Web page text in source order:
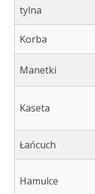
tylna
Korba
Manetki
Kaseta
Łańcuch
Hamulce